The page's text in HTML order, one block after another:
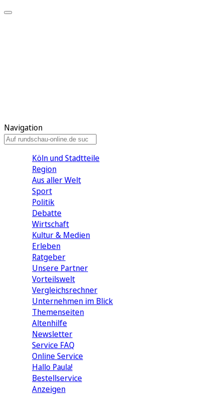
Navigation
Köln und Stadtteile
Region
Aus aller Welt
Sport
Politik
Debatte
Wirtschaft
Kultur & Medien
Erleben
Ratgeber
Unsere Partner
Vorteilswelt
Vergleichsrechner
Unternehmen im Blick
Themenseiten
Altenhilfe
Newsletter
Service FAQ
Online Service
Hallo Paula!
Bestellservice
Anzeigen